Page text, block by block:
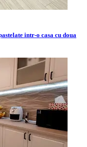
intr-o casa cu doua